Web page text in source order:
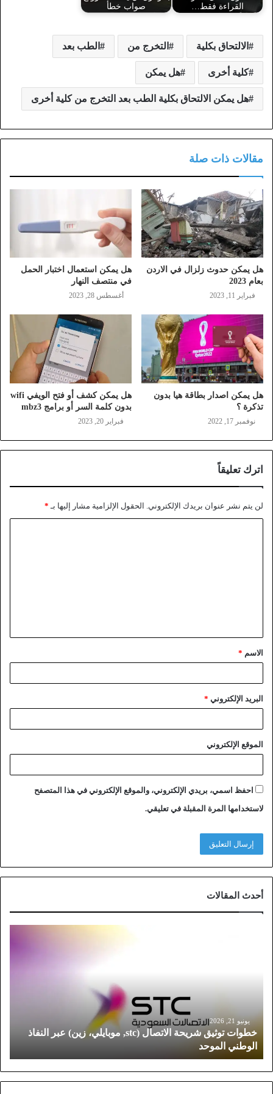
القراءة فقط…
صواب خطأ
الالتحاق بكلية التخرج من الطب بعد
كلية أخرى هل يمكن
هل يمكن الالتحاق بكلية الطب بعد التخرج من كلية أخرى
مقالات ذات صلة
هل يمكن حدوث زلزال في الاردن
بعام 2023
فبراير 11, 2023
هل يمكن استعمال اختبار الحمل
في منتصف النهار
أغسطس 28, 2023
هل يمكن اصدار بطاقة هيا بدون
تذكرة ؟
نوفمبر 17, 2022
هل يمكن كشف أو فتح الويفي wifi
بدون كلمة السر أو برامج mbz3
فبراير 20, 2023
اترك تعليقاً
لن يتم نشر عنوان بريدك الإلكتروني. الحقول الإلزامية مشار إليها بـ *
الاسم *
البريد الإلكتروني *
الموقع الإلكتروني
احفظ اسمي، بريدي الإلكتروني، والموقع الإلكتروني في هذا المتصفح
لاستخدامها المرة المقبلة في تعليقي.
أحدث المقالات
و
ش
ر
يونيو 21, 2026
خطوات توثيق شريحة الاتصال (stc, موبايلي، زين) عبر النفاذ
الوطني الموحد